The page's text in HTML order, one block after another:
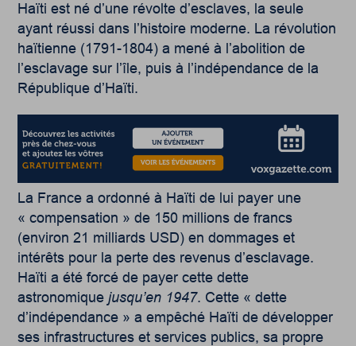
Haïti est né d’une révolte d’esclaves, la seule
ayant réussi dans l’histoire moderne. La révolution
haïtienne (1791-1804) a mené à l’abolition de
l’esclavage sur l’île, puis à l’indépendance de la
République d’Haïti.
La France a ordonné à Haïti de lui payer une
« compensation » de 150 millions de francs
(environ 21 milliards USD) en dommages et
intérêts pour la perte des revenus d’esclavage.
Haïti a été forcé de payer cette dette
astronomiquejusqu’en 1947. Cette « dette
d’indépendance » a empêché Haïti de développer
ses infrastructures et services publics, sa propre